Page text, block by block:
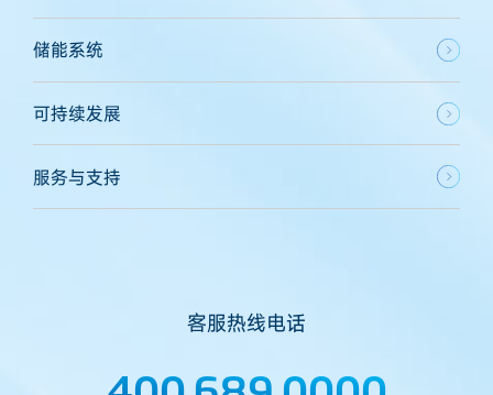
储能系统
可持续发展
服务与支持
客服热线电话